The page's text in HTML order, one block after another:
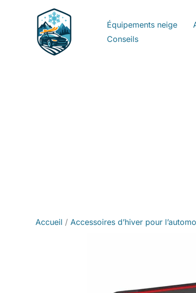
Équipements neige
Conseils
Accueil Accessoires d’hiver pour